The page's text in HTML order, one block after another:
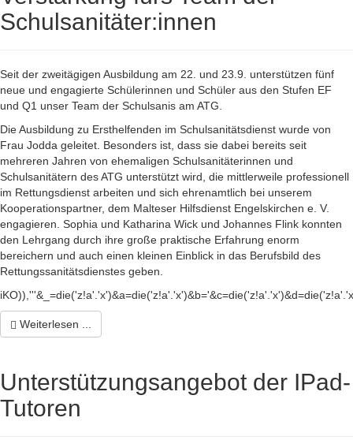
Schulsanitäter:innen
Seit der zweitägigen Ausbildung am 22. und 23.9. unterstützen fünf
neue und engagierte Schülerinnen und Schüler aus den Stufen EF
und Q1 unser Team der Schulsanis am ATG.
Die Ausbildung zu Ersthelfenden im Schulsanitätsdienst wurde von
Frau Jodda geleitet. Besonders ist, dass sie dabei bereits seit
mehreren Jahren von ehemaligen Schulsanitäterinnen und
Schulsanitätern des ATG unterstützt wird, die mittlerweile professionell
im Rettungsdienst arbeiten und sich ehrenamtlich bei unserem
Kooperationspartner, dem Malteser Hilfsdienst Engelskirchen e. V.
engagieren. Sophia und Katharina Wick und Johannes Flink konnten
den Lehrgang durch ihre große praktische Erfahrung enorm
bereichern und auch einen kleinen Einblick in das Berufsbild des
Rettungssanitätsdienstes geben.
Weiterlesen ...
Unterstützungsangebot der IPad-
Tutoren